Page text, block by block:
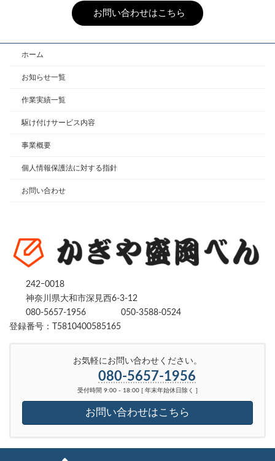
お問い合わせはこちら
ホーム
お知らせ一覧
作業実績一覧
駆け付けサービス内容
事業概要
個人情報保護法に対する指針
お問い合わせ
242ｰ0018
神奈川県大和市深見西6-3-12
080-5657-1956
050-3588-0524
登録番号：T5810400585165
お気軽にお問い合わせください。
080-5657-1956
受付時間 9:00 - 18:00 [ 年末年始休日除く ]
お問い合わせはこちら